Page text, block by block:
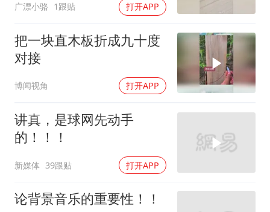
广漂小骆 1跟贴 打开APP
把一块直木板折成九十度
对接
博闻视角 打开APP
讲真，是球网先动手
的！！！
新媒体 39跟贴 打开APP
论背景音乐的重要性！！